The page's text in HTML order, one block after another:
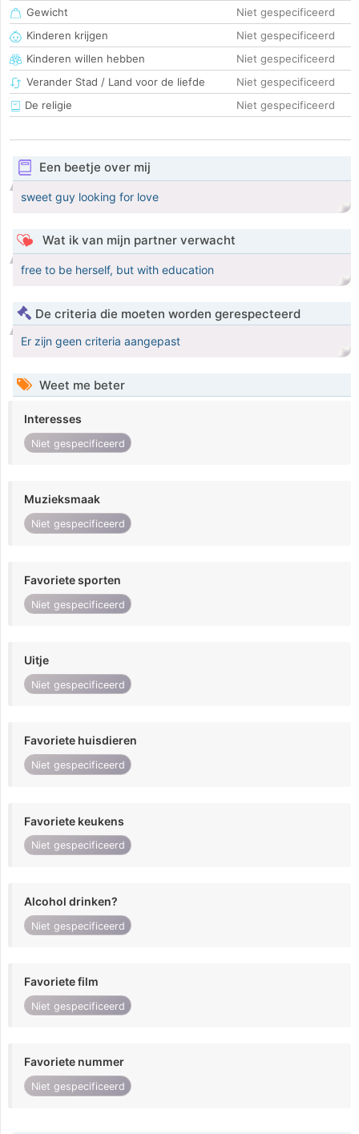
Gewicht
Niet gespecificeerd
Kinderen krijgen
Niet gespecificeerd
Kinderen willen hebben
Niet gespecificeerd
Verander Stad / Land voor de liefde
Niet gespecificeerd
De religie
Niet gespecificeerd
Een beetje over mij
sweet guy looking for love
Wat ik van mijn partner verwacht
free to be herself, but with education
De criteria die moeten worden gerespecteerd
Er zijn geen criteria aangepast
Weet me beter
Interesses
Niet gespecificeerd
Muzieksmaak
Niet gespecificeerd
Favoriete sporten
Niet gespecificeerd
Uitje
Niet gespecificeerd
Favoriete huisdieren
Niet gespecificeerd
Favoriete keukens
Niet gespecificeerd
Alcohol drinken?
Niet gespecificeerd
Favoriete film
Niet gespecificeerd
Favoriete nummer
Niet gespecificeerd